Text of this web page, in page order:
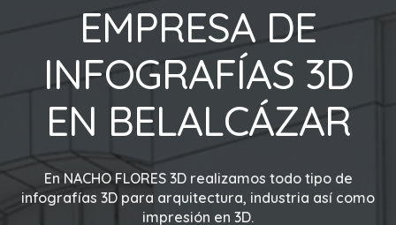
EMPRESA DE
INFOGRAFÍAS 3D
EN BELALCÁZAR
En NACHO FLORES 3Drealizamos todo tipo de
infografías 3D para arquitectura, industria así como
impresión en 3D.